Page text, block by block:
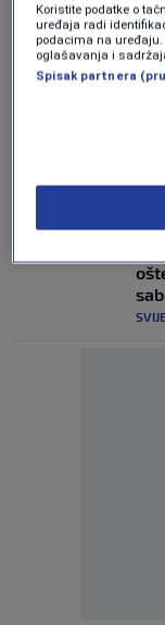
Koristite podatke o
uređaja radi
podacima na
oglašavanja i
Spisak partnera